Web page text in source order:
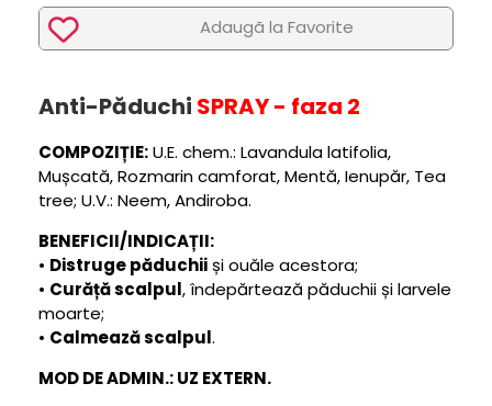
Adaugã la Favorite
Anti-Păduchi SPRAY - faza 2
COMPOZIȚIE:U.E. chem.: Lavandula latifolia,
Mușcată, Rozmarin camforat, Mentă, Ienupăr, Tea
tree; U.V.: Neem, Andiroba.
BENEFICII/INDICAȚII:
• Distruge păduchiiși ouăle acestora;
• Curăță scalpul, îndepărtează păduchii și larvele
moarte;
• Calmează scalpul.
MOD DE ADMIN.: UZ EXTERN.